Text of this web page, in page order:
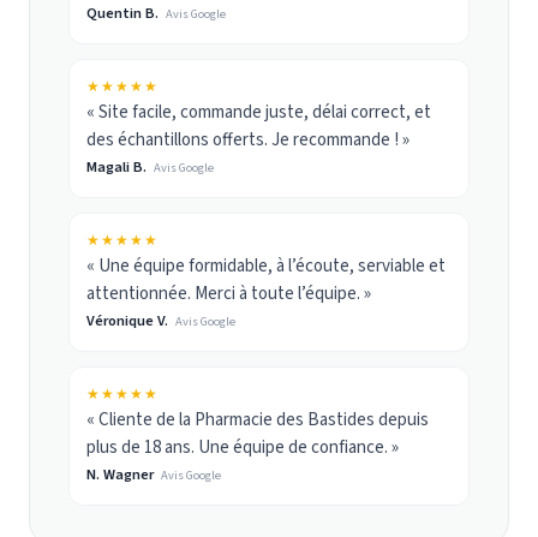
Quentin B. Avis Google
★★★★★
« Site facile, commande juste, délai correct, et
des échantillons offerts. Je recommande ! »
Magali B. Avis Google
★★★★★
« Une équipe formidable, à l’écoute, serviable et
attentionnée. Merci à toute l’équipe. »
Véronique V. Avis Google
★★★★★
« Cliente de la Pharmacie des Bastides depuis
plus de 18 ans. Une équipe de confiance. »
N. Wagner Avis Google